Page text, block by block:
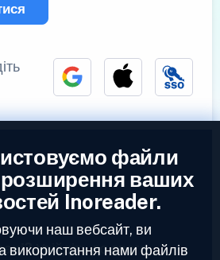
Увійдіть до свого
файли
ваших
Inoreader.
наш вебсайт, ви
використання нами файлів